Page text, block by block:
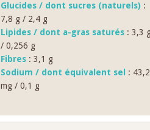
Glucides / dont sucres (naturels) :
7,8 g / 2,4 g
Lipides / dont a-gras saturés: 3,3
/ 0,256 g
Fibres: 3,1 g
Sodium / dont équivalent sel
: 43,2
mg / 0,1 g